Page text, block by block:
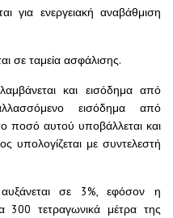
για ενεργειακή αναβάθμιση
σε ταμεία ασφάλισης.
και εισόδημα από
εισόδημα από
ποσό αυτού υποβάλλεται και
υπολογίζεται με συντελεστή
σε 3%, εφόσον η
300 τετραγωνικά μέτρα της